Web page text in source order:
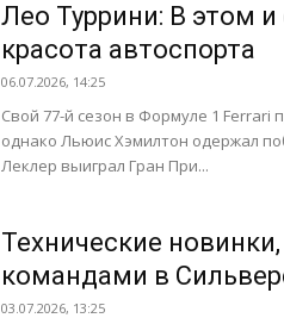
Лео Туррини: В этом и
красота автоспорта
06.07.2026, 14:25
Свой 77-й сезон в Формуле 1 Ferrari
однако Льюис Хэмилтон одержал
Леклер выиграл Гран При...
Технические
командами в
03.07.2026, 13:25